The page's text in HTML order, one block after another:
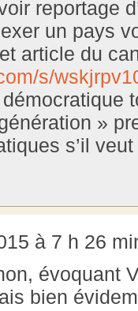
reportage
un pays
article du
s/
»
s’il
à 7 h 26
évoquant
bien